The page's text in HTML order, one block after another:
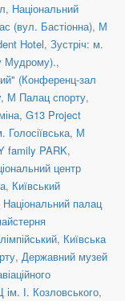
, Національний
(вул. Бастіонна), М
Hotel, Зустріч: м.
Мудрому).,
(Конференц-зал
, М Палац спорту,
, G13 Project
Голосіївська, М
family PARK,
центр
, Київський
Національний палац
, Київська
, Державний музей
І. Козловського,